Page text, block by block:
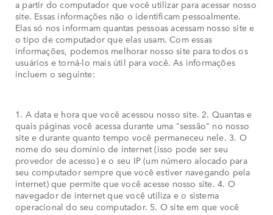
a partir do computador que você utilizar para acessar nosso
site. Essas informações não o identificam pessoalmente.
Elas só nos informam quantas pessoas acessam nosso site e
o tipo de computador que elas usam. Com essas
informações, podemos melhorar nosso site para todos os
usuários e torná-lo mais útil para você. As informações
incluem o seguinte:
1. A data e hora que você acessou nosso site. 2. Quantas e
quais páginas você acessa durante uma "sessão" no nosso
site e durante quanto tempo você permaneceu nele. 3. O
nome do seu domínio de internet (isso pode ser seu
provedor de acesso) e o seu IP (um número alocado para
seu computador sempre que você estiver navegando pela
internet) que permite que você acesse nosso site. 4. O
navegador de internet que você utiliza e o sistema
operacional do seu computador. 5. O site em que você